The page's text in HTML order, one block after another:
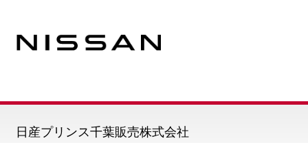
日産プリンス千葉販売株式会社